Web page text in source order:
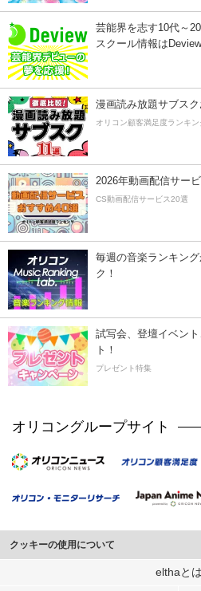
芸能界を志す10代～
スクール情報はDeview
漫画読み放題サブスク
オリコン顧客満足度ランキン
2026年動画配信サー
CS動画配信サービス20選
毎週の音楽ランキン
ク！
試写会、登壇イベン
ト！
プレゼント特集
オリコングループサイト
クッキーの使用について
このサイトでは Cookie を使用して、ユー
elthaとは